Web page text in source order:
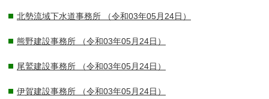
北勢流域下水道事務所 （令和03年05月24日）
熊野建設事務所 （令和03年05月24日）
尾鷲建設事務所 （令和03年05月24日）
伊賀建設事務所 （令和03年05月24日）